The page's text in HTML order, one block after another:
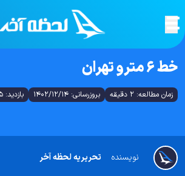
خط 6 مترو تهران
زمان مطالعه: 2 دقیقه بروزرسانی: 1402/12/14 بازدید: 141185
تحریریه لحظه آخر نویسنده